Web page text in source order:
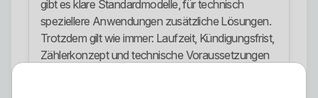
gibt es klare Standardmodelle, für technisch
speziellere Anwendungen zusätzliche Lösungen.
Trotzdem gilt wie immer: Laufzeit, Kündigungsfrist,
Zählerkonzept und technische Voraussetzungen